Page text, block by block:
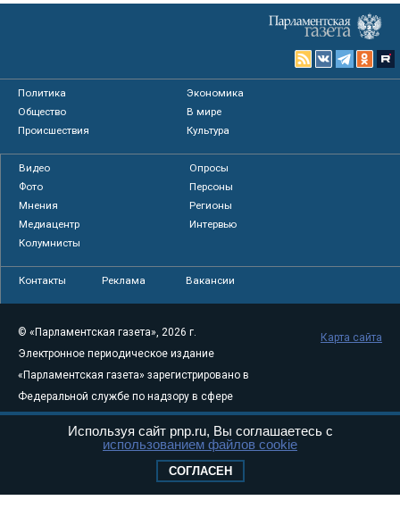
Политика
Экономика
Общество
В мире
Происшествия
Культура
Видео
Опросы
Фото
Персоны
Мнения
Регионы
Медиацентр
Интервью
Колумнисты
Контакты Реклама Вакансии
© «Парламентская газета», 2026 г.
Электронное периодическое издание
«Парламентская газета» зарегистрировано в
Федеральной службе по надзору в сфере
связи, информационных технологий и
массовых коммуникаций (Роскомнадзор) 05
Свидетельство о регистрации Эл № ФС77-
Карта сайта
Используя сайт pnp.ru, Вы соглашаетесь с
использованием файлов cookie
СОГЛАСЕН